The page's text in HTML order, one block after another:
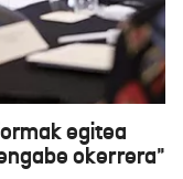
egitea
okerrera"